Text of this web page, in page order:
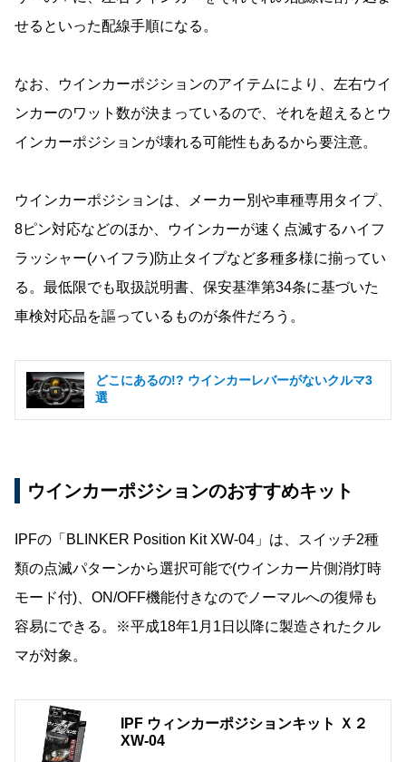
せるといった配線手順になる。
なお、ウインカーポジションのアイテムにより、左右ウイ
ンカーのワット数が決まっているので、それを超えるとウ
インカーポジションが壊れる可能性もあるから要注意。
ウインカーポジションは、メーカー別や車種専用タイプ、
8ピン対応などのほか、ウインカーが速く点滅するハイフ
ラッシャー(ハイフラ)防止タイプなど多種多様に揃ってい
る。最低限でも取扱説明書、保安基準第34条に基づいた
車検対応品を謳っているものが条件だろう。
どこにあるの!? ウインカーレバーがないクルマ3
選
ウインカーポジションのおすすめキット
IPFの「BLINKER Position Kit XW-04」は、スイッチ2種
類の点滅パターンから選択可能で(ウインカー片側消灯時
モード付)、ON/OFF機能付きなのでノーマルへの復帰も
容易にできる。※平成18年1月1日以降に製造されたクル
マが対象。
IPF ウィンカーポジションキット Ｘ２
XW-04